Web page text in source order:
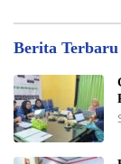
Berita Terbaru